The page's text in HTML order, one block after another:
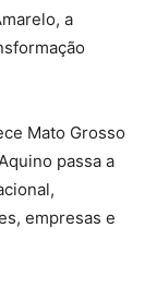
a
Mato Grosso
passa a
empresas e